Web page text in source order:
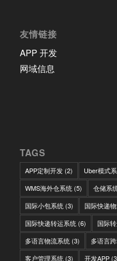
友情链接
APP 开发
网域信息
TAGS
APP定制开发(2) Uber模式
WMS海外仓系统(5) 仓储系
国际小包系统(3) 国际快递
国际快递转运系统(6) 国际
多语言物流系统(3) 多语言
客户管理系统(3) 开发APP